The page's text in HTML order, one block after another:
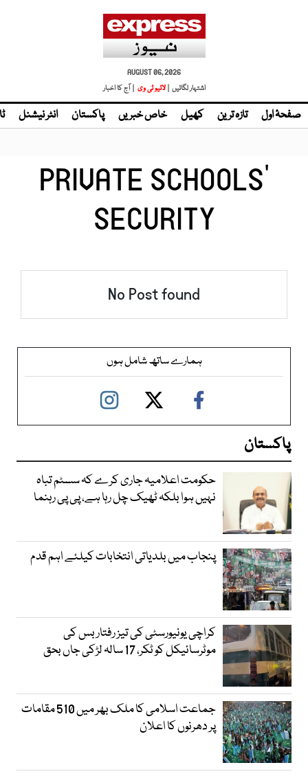
AUGUST 06, 2026
اشتہار لگائیں |
| آج کا اخبار
صفحۂ اول تازہ ترین کھیل خاص خبریں پاکستان انٹر نیشنل
PRIVATE SCHOOLS’
SECURITY
No Post found
ہمارے ساتھ شامل ہوں
پاکستان
حکومت اعلامیہ جاری کرے کہ سسٹم تباہ
نہیں ہوا بلکہ ٹھیک چل رہا ہے، پی پی رہنما
پنجاب میں بلدیاتی انتخابات کیلئے اہم قدم
کراچی یونیورسٹی کی تیز رفتار بس کی
موٹرسائیکل کو ٹکر، 17 سالہ لڑکی جاں بحق
جماعت اسلامی کا ملک بھر میں 510 مقامات
پر دھرنوں کا اعلان